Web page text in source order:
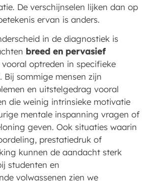
De verschijnselen lijken dan op
ervan is anders.
in de diagnostiek is
breed en pervasief
optreden in specifieke
Bij sommige mensen zijn
en uitstelgedrag vooral
die weinig intrinsieke motivatie
mentale inspanning vragen of
geven. Ook situaties waarin
prestatiedruk of
kunnen de aandacht sterk
studenten en
volwassenen zien we